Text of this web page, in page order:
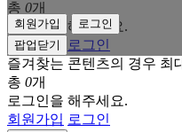
회원가입
로그인
팝업닫기
총 0개
로그인을 해주세요.
회원가입
로그인
즐겨찾는 콘텐츠의 경우 최
총 0개
로그인을 해주세요.
회원가입 로그인